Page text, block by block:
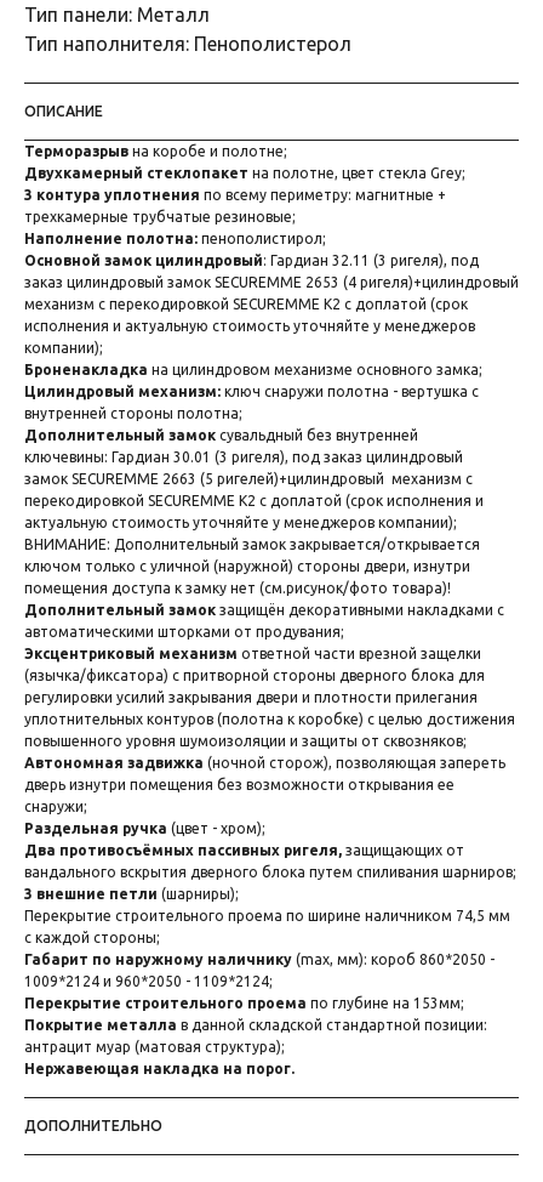
Тип панели: Металл
Тип наполнителя: Пенополистерол
ОПИСАНИЕ
Терморазрыв на коробе и полотне;
Двухкамерный стеклопакет на полотне, цвет стекла Grey;
3 контура уплотнения по всему периметру: магнитные +
трехкамерные трубчатые резиновые;
Наполнение полотна: пенополистирол;
Основной замок цилиндровый: Гардиан 32.11 (3 ригеля), под
заказ цилиндровый замок SECUREMME 2653 (4 ригеля)+цилиндровый
механизм с перекодировкой SECUREMME К2 с доплатой (срок
исполнения и актуальную стоимость уточняйте у менеджеров
компании);
Броненакладка на цилиндровом механизме основного замка;
Цилиндровый механизм: ключ снаружи полотна - вертушка с
внутренней стороны полотна;
Дополнительный замок сувальдный без внутренней
ключевины: Гардиан 30.01 (3 ригеля), под заказ цилиндровый
замок SECUREMME 2663 (5 ригелей)+цилиндровый механизм с
перекодировкой SECUREMME К2 с доплатой (срок исполнения и
актуальную стоимость уточняйте у менеджеров компании);
ВНИМАНИЕ: Дополнительный замок закрывается/открывается
ключом только с уличной (наружной) стороны двери, изнутри
помещения доступа к замку нет (см.рисунок/фото товара)!
Дополнительный замок защищён декоративными накладками с
автоматическими шторками от продувания;
Эксцентриковый механизм ответной части врезной защелки
(язычка/фиксатора) с притворной стороны дверного блока для
регулировки усилий закрывания двери и плотности прилегания
уплотнительных контуров (полотна к коробке) с целью достижения
повышенного уровня шумоизоляции и защиты от сквозняков;
Автономная задвижка (ночной сторож), позволяющая запереть
дверь изнутри помещения без возможности открывания ее
снаружи;
Раздельная ручка (цвет - хром);
Два противосъёмных пассивных ригеля, защищающих от
вандального вскрытия дверного блока путем спиливания шарниров;
3 внешние петли (шарниры);
Перекрытие строительного проема по ширине наличником 74,5 мм
с каждой стороны;
Габарит по наружному наличнику (max, мм): короб 860*2050 -
1009*2124 и 960*2050 - 1109*2124;
Перекрытие строительного проема по глубине на 153мм;
Покрытие металла в данной складской стандартной позиции:
антрацит муар (матовая структура);
Нержавеющая накладка на порог.
ДОПОЛНИТЕЛЬНО